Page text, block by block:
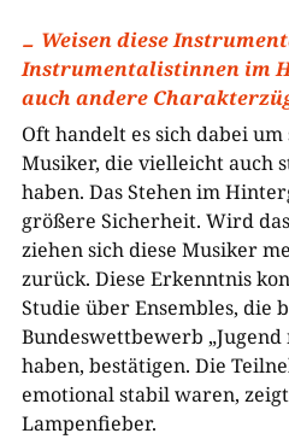
Weisen diese
Instrumentalistinnen im
auch andere
Oft handelt es sich dabei
Musiker, die vielleicht auch
haben. Das Stehen im
größere Sicherheit. Wird
ziehen sich diese Musiker
zurück. Diese Erkenntnis
Studie über Ensembles, die
Bundeswettbewerb
haben, bestätigen. Die
emotional stabil waren,
Lampenfieber.